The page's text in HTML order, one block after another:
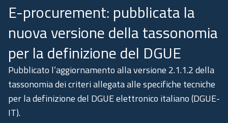
E-procurement: pubblicata la
nuova versione della tassonomia
per la definizione del DGUE
Pubblicato l’aggiornamento alla versione 2.1.1.2 della
tassonomia dei criteri allegata alle specifiche tecniche
per la definizione del DGUE elettronico italiano (DGUE-
IT).